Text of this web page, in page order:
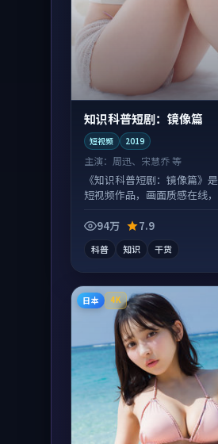
知识科普短剧：镜像篇
短视频 2019
主演： 周迅、宋慧乔 等
《知识科普短剧：镜像篇》
短视频作品，画面质感在线
94万
7.9
科普 知识 干货
日本 4K